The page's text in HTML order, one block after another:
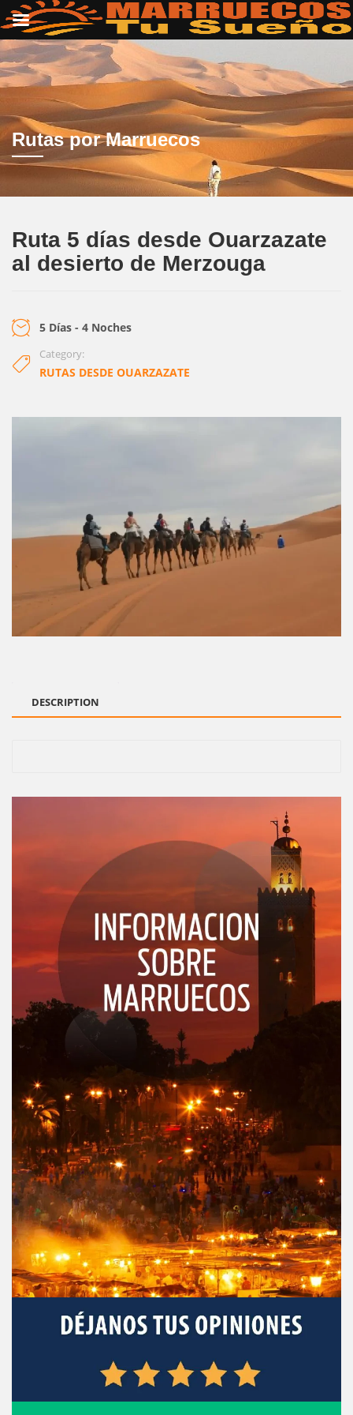
Rutas por Marruecos
Ruta 5 días desde Ouarzazate
al desierto de Merzouga
5 Días - 4 Noches
Category:
RUTAS DESDE OUARZAZATE
DESCRIPTION